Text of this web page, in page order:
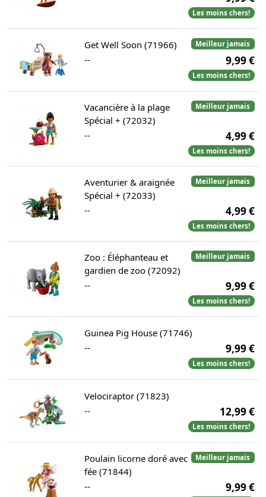
Les moins chers!
Meilleur jamais
Get Well Soon (71966)
--
9,99 €
Les moins chers!
Meilleur jamais
Vacancière à la plage
Spécial + (72032)
--
4,99 €
Les moins chers!
Meilleur jamais
Aventurier & araignée
Spécial + (72033)
--
4,99 €
Les moins chers!
Meilleur jamais
Zoo : Éléphanteau et
gardien de zoo (72092)
--
9,99 €
Les moins chers!
Guinea Pig House (71746)
--
9,99 €
Les moins chers!
Velociraptor (71823)
--
12,99 €
Les moins chers!
Meilleur jamais
Poulain licorne doré avec
fée (71844)
--
9,99 €